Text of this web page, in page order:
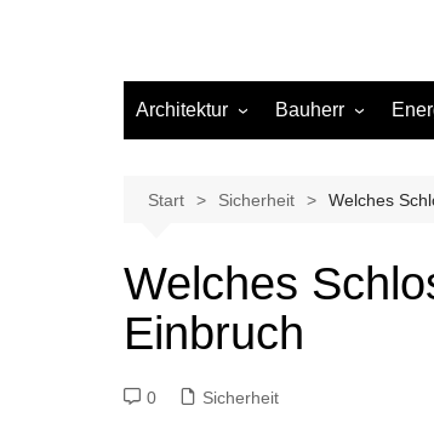
Architektur Bauherr
Beleuchtung
Materialien
Ökologisch bauen
Gas
Start Sicherheit Welches
Welches
Einbruch
0 Sicherheit